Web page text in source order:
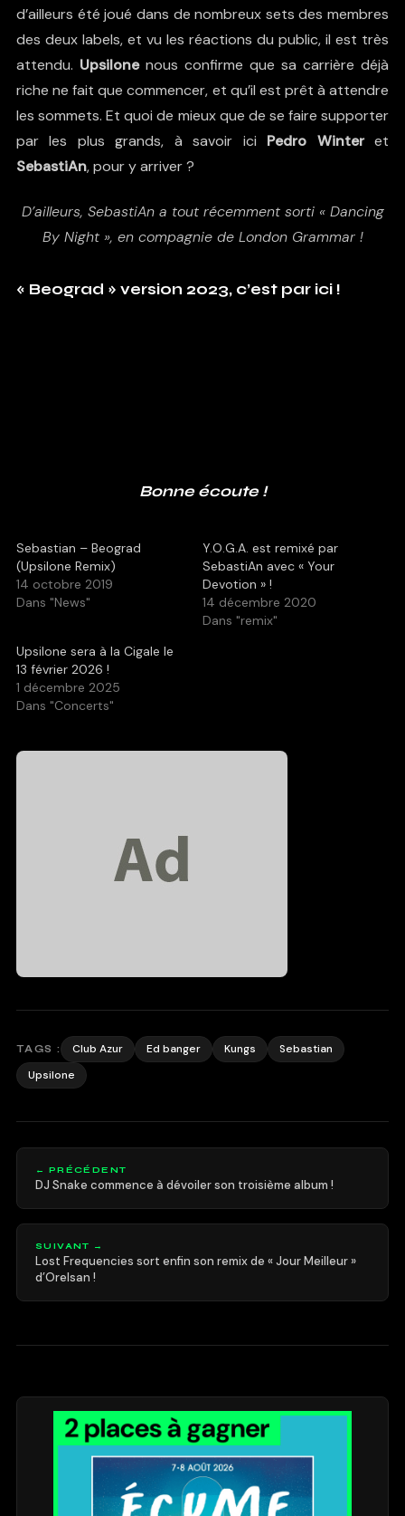
d’ailleurs été joué dans de nombreux sets des membres
des deux labels, et vu les réactions du public, il est très
attendu. Upsilonenous confirme que sa carrière déjà
riche ne fait que commencer, et qu’il est prêt à attendre
les sommets. Et quoi de mieux que de se faire supporter
par les plus grands, à savoir ici Pedro Winteret
SebastiAn, pour y arriver ?
D’ailleurs, SebastiAn a tout récemment sorti « Dancing
By Night », en compagnie de London Grammar !
« Beograd » version 2023, c’est par ici !
Bonne écoute !
Sebastian – Beograd
(Upsilone Remix)
14 octobre 2019
Dans "News"
Y.O.G.A. est remixé par
SebastiAn avec « Your
Devotion » !
14 décembre 2020
Dans "remix"
Upsilone sera à la Cigale le
13 février 2026 !
1 décembre 2025
Dans "Concerts"
TAGS : Club Azur Ed banger Kungs
Sebastian
Upsilone
← PRÉCÉDENT
DJ Snake commence à dévoiler son troisième album !
SUIVANT →
Lost Frequencies sort enfin son remix de « Jour Meilleur »
d’Orelsan !